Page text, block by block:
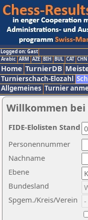
Logged on: Gast
Arabic ARM AZE BIH BUL CAT CHN
Home TurnierDB
Turnierschach-Elozahl
Allgemeines Turnier
Willkommen bei
Nachname
Ebene
Personennummer
Bundesland
Spgem./Kreis/Verein
FIDE-Elolisten Stand